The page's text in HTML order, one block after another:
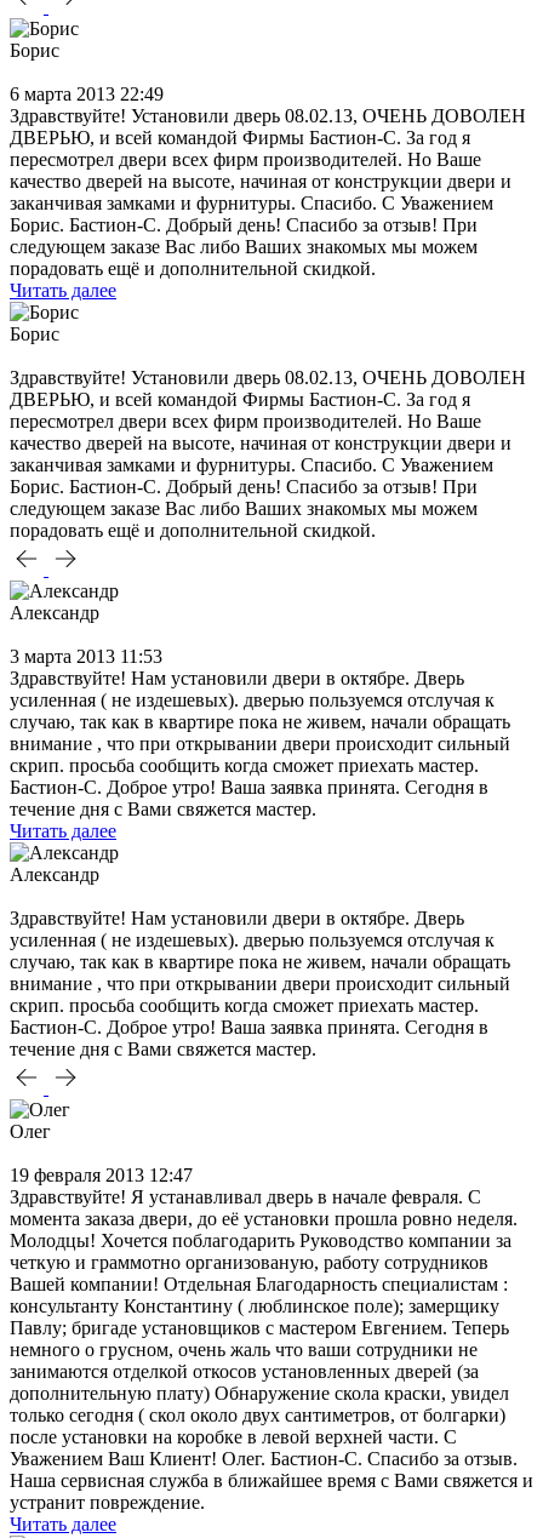
Борис
6 марта 2013 22:49
Здравствуйте! Установили дверь 08.02.13, ОЧЕНЬ ДОВОЛЕН
ДВЕРЬЮ, и всей командой Фирмы Бастион-С. За год я
пересмотрел двери всех фирм производителей. Но Ваше
качество дверей на высоте, начиная от конструкции двери и
заканчивая замками и фурнитуры. Спасибо. С Уважением
Борис. Бастион-С. Добрый день! Спасибо за отзыв! При
следующем заказе Вас либо Ваших знакомых мы можем
порадовать ещё и дополнительной скидкой.
Читать далее
Борис
Здравствуйте! Установили дверь 08.02.13, ОЧЕНЬ ДОВОЛЕН
ДВЕРЬЮ, и всей командой Фирмы Бастион-С. За год я
пересмотрел двери всех фирм производителей. Но Ваше
качество дверей на высоте, начиная от конструкции двери и
заканчивая замками и фурнитуры. Спасибо. С Уважением
Борис. Бастион-С. Добрый день! Спасибо за отзыв! При
следующем заказе Вас либо Ваших знакомых мы можем
порадовать ещё и дополнительной скидкой.
Александр
3 марта 2013 11:53
Здравствуйте! Нам установили двери в октябре. Дверь
усиленная ( не издешевых). дверью пользуемся отслучая к
случаю, так как в квартире пока не живем, начали обращать
внимание , что при открывании двери происходит сильный
скрип. просьба сообщить когда сможет приехать мастер.
Бастион-С. Доброе утро! Ваша заявка принята. Сегодня в
течение дня с Вами свяжется мастер.
Читать далее
Александр
Здравствуйте! Нам установили двери в октябре. Дверь
усиленная ( не издешевых). дверью пользуемся отслучая к
случаю, так как в квартире пока не живем, начали обращать
внимание , что при открывании двери происходит сильный
скрип. просьба сообщить когда сможет приехать мастер.
Бастион-С. Доброе утро! Ваша заявка принята. Сегодня в
течение дня с Вами свяжется мастер.
Олег
19 февраля 2013 12:47
Здравствуйте! Я устанавливал дверь в начале февраля. С
момента заказа двери, до её установки прошла ровно неделя.
Молодцы! Хочется поблагодарить Руководство компании за
четкую и граммотно организованую, работу сотрудников
Вашей компании! Отдельная Благодарность специалистам :
консультанту Константину ( люблинское поле); замерщику
Павлу; бригаде установщиков с мастером Евгением. Теперь
немного о грусном, очень жаль что ваши сотрудники не
занимаются отделкой откосов установленных дверей (за
дополнительную плату) Обнаружение скола краски, увидел
только сегодня ( скол около двух сантиметров, от болгарки)
после установки на коробке в левой верхней части. С
Уважением Ваш Клиент! Олег. Бастион-С. Спасибо за отзыв.
Наша сервисная служба в ближайшее время с Вами свяжется и
устранит повреждение.
Читать далее